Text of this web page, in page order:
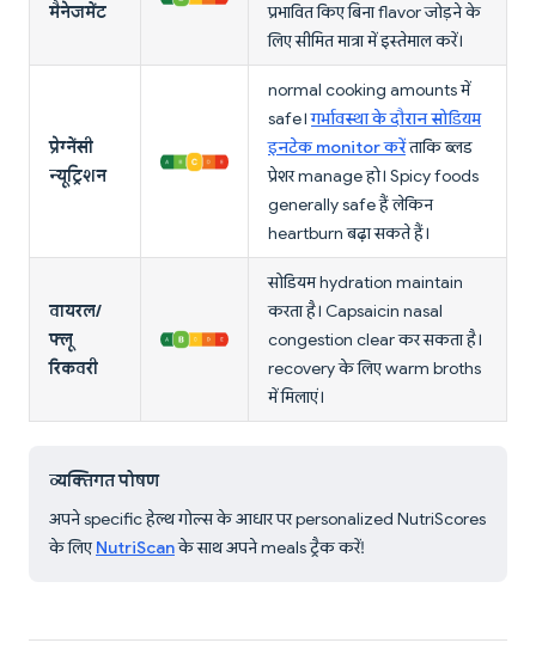
मैनेजमेंट
प्रभावित किए बिना flavor जोड़ने के
लिए सीमित मात्रा में इस्तेमाल करें।
प्रेग्नेंसी
न्यूट्रिशन
normal cooking amounts में
safe।गर्भावस्था के दौरान सोडियम
इनटेक monitor करेंताकि ब्लड
प्रेशर manage हो। Spicy foods
generally safe हैं लेकिन
heartburn बढ़ा सकते हैं।
वायरल/
फ्लू
रिकवरी
सोडियम hydration maintain
करता है। Capsaicin nasal
congestion clear कर सकता है।
recovery के लिए warm broths
में मिलाएं।
व्यक्तिगत पोषण
अपने specific हेल्थ गोल्स के आधार पर personalized NutriScores
के लिए NutriScanके साथ अपने meals ट्रैक करें!